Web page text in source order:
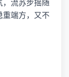
，流苏步摇随
端方，又不